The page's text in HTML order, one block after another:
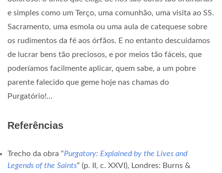
e simples como um Terço, uma comunhão, uma visita ao SS.
Sacramento, uma esmola ou uma aula de catequese sobre
os rudimentos da fé aos órfãos. E no entanto descuidamos
de lucrar bens tão preciosos, e por meios tão fáceis, que
poderíamos facilmente aplicar, quem sabe, a um pobre
parente falecido que geme hoje nas chamas do
Purgatório!…
Referências
Trecho da obra “Purgatory: Explained by the Lives and
Legends of the Saints” (p. II, c. XXVI), Londres: Burns &